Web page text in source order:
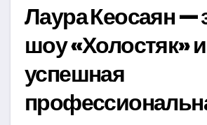
Лаура Кеосаян —
шоу «Холостяк» и
успешная